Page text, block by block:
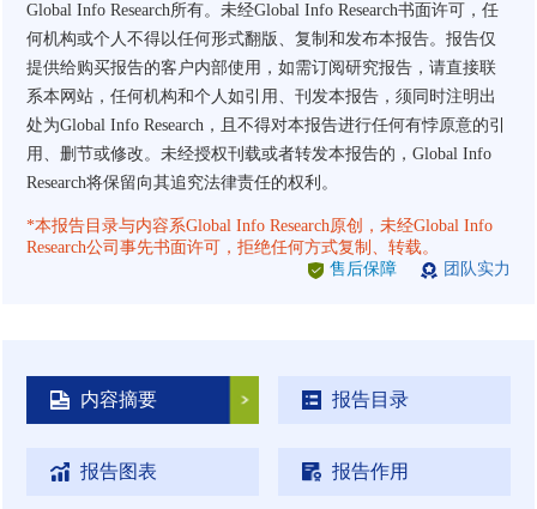
Global Info Research所有。未经Global Info Research书面许可，任
何机构或个人不得以任何形式翻版、复制和发布本报告。报告仅
提供给购买报告的客户内部使用，如需订阅研究报告，请直接联
系本网站，任何机构和个人如引用、刊发本报告，须同时注明出
处为Global Info Research，且不得对本报告进行任何有悖原意的引
用、删节或修改。未经授权刊载或者转发本报告的，Global Info
Research将保留向其追究法律责任的权利。
*本报告目录与内容系Global Info Research原创，未经Global Info
Research公司事先书面许可，拒绝任何方式复制、转载。
售后保障
团队实力
内容摘要 报告目录
报告图表 报告作用